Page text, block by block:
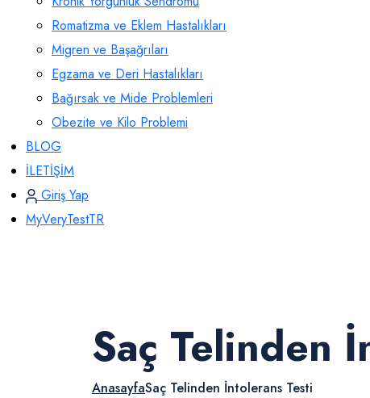
Romatizma ve Eklem Hastalıkları
Migren ve Başağrıları
Egzama ve Deri Hastalıkları
Bağırsak ve Mide Problemleri
Obezite ve Kilo Problemi
BLOG
İLETİŞİM
Giriş Yap
MyVeryTestTR
Saç Telinden
AnasayfaSaç Telinden İntolerans Testi